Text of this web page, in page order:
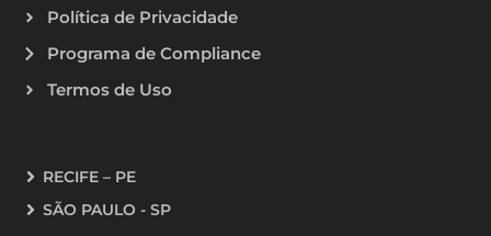
Política de Privacidade
Programa de Compliance
Termos de Uso
RECIFE – PE
SÃO PAULO - SP